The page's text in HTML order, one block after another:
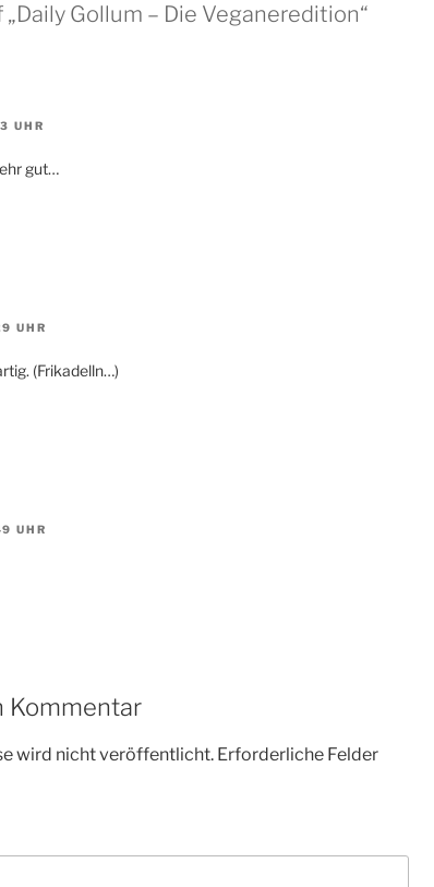
Gollum – Die Veganeredition“
UHR
gut…
UHR
(Frikadelln…)
UHR
Kommentar
wird nicht veröffentlicht. Erforderliche Felder